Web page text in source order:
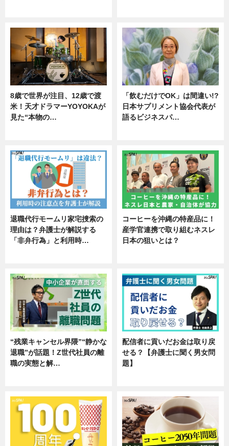
8歳で世界が注目、12歳で渡
米！天才ドラマーYOYOKAが
見た“本物の…
「飲むだけでOK」は間違い!?
日本サプリメント協会代表が
語るビジネスパ…
退職代行モームリ家宅捜索の
理由は？弁護士が解説する
「非弁行為」と利用時…
コーヒーを沖縄の特産品に！
産学官連携で取り組むネスレ
日本の狙いとは？
“残業キャンセル界隈”“静かな
退職”が話題！Z世代社員の離
職の実態と解…
配信者に貢いだお金は取り戻
せる？【弁護士に聞く男女問
題】